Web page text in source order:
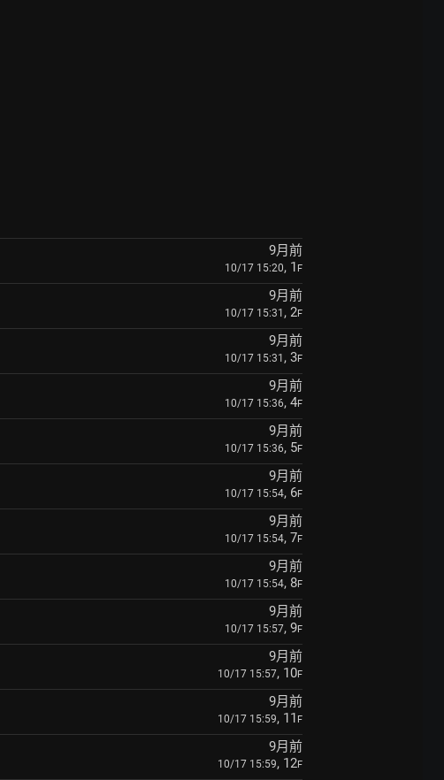
9月前
10/17 15:20, 1 F
9月前
10/17 15:31 , 2F
9月前
10/17 15:31 , 3F
9月前
10/17 15:36, 4F
9月前
10/17 15:36, 5F
9月前
10/17 15:54, 6F
9月前
10/17 15:54, 7F
9月前
10/17 15:54, 8F
9月前
10/17 15:57, 9F
9月前
10/17 15:57, 10F
9月前
10/17 15:59, 11 F
9月前
10/17 15:59, 12F